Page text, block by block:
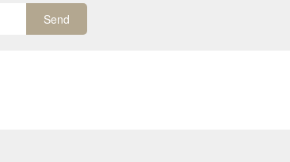
Send